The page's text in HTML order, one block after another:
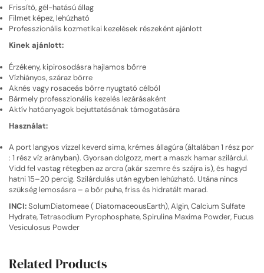
Frissítő, gél-hatású állag
Filmet képez, lehúzható
Professzionális kozmetikai kezelések részeként ajánlott
Kinek ajánlott:
Érzékeny, kipirosodásra hajlamos bőrre
Vízhiányos, száraz bőrre
Aknés vagy rosaceás bőrre nyugtató célból
Bármely professzionális kezelés lezárásaként
Aktív hatóanyagok bejuttatásának támogatására
Használat:
A port langyos vízzel keverd sima, krémes állagúra (általában 1 rész por
: 1 rész víz arányban). Gyorsan dolgozz, mert a maszk hamar szilárdul.
Vidd fel vastag rétegben az arcra (akár szemre és szájra is), és hagyd
hatni 15–20 percig. Szilárdulás után egyben lehúzható. Utána nincs
szükség lemosásra – a bőr puha, friss és hidratált marad.
INCI:SolumDiatomeae ( DiatomaceousEarth), Algin, Calcium Sulfate
Hydrate, Tetrasodium Pyrophosphate, Spirulina Maxima Powder, Fucus
Vesiculosus Powder
Related Products